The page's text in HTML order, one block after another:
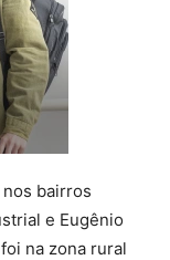
bairros
e Eugênio
na zona rural